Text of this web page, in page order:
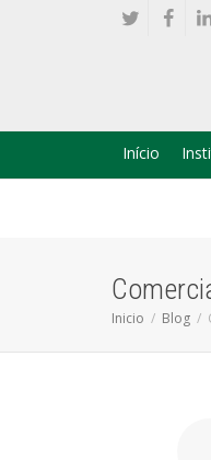
Início
Inicio Blog